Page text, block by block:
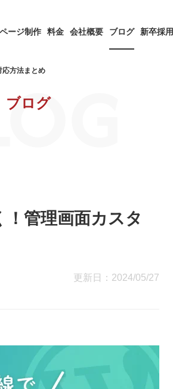
ージ制作 料金 会社概要 ブログ 新卒採用
ブログ
応方法まとめ
管理画面カスタ
更新日：2024/05/27